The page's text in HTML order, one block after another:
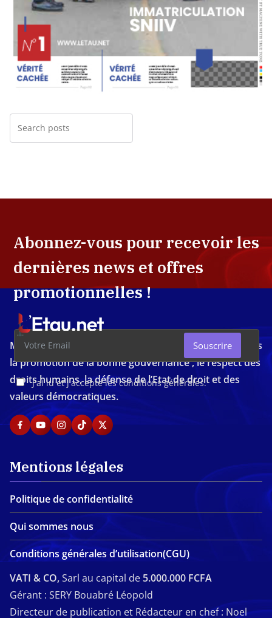
Abonnez-vous pour recevoir les
dernières news et offres
promotionnelles !
J'ai lu et j'accepte les conditions générales.
Souscrire
Média d'investigation ivoirien résolument engagé dans
la promotion de la bonne gouvernance , le respect des
droits humains, la défense de l’Etat de droit et des
valeurs démocratiques.
Mentions légales
Politique de confidentialité
Qui sommes nous
Conditions générales d’utilisation(CGU)
VATI & CO,Sarl au capital de 5.000.000 FCFA
Gérant : SERY Bouabré Léopold
Directeur de publication et Rédacteur en chef : Noel